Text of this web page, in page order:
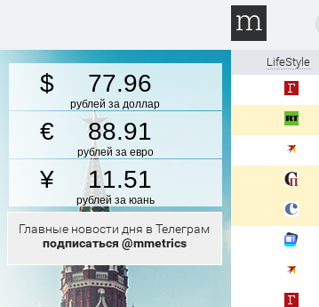
77.96
рублей за доллар
88.91
рублей за евро
11.51
рублей за юань
Главные новости дня в Телеграм
подписаться @mmetrics
LifeStyle